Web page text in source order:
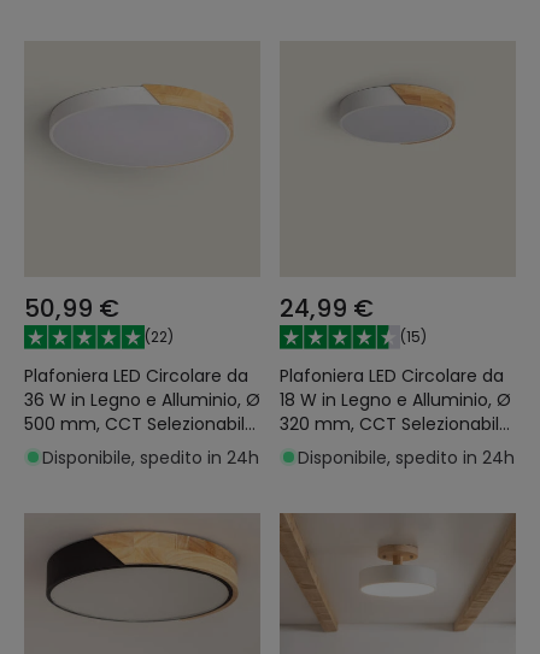
50,99 €
(22)
Plafoniera LED Circolare da
36 W in Legno e Alluminio, Ø
500 mm, CCT Selezionabile,
Semi-Dari
Disponibile, spedito in 24h
24,99 €
(15)
Plafoniera LED Circolare da
18 W in Legno e Alluminio, Ø
320 mm, CCT Selezionabile,
Semi-Dari
Disponibile, spedito in 24h